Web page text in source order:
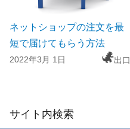
ネットショップの注文を最
短で届けてもらう方法
2022年3月 1日 出口
サイト内検索